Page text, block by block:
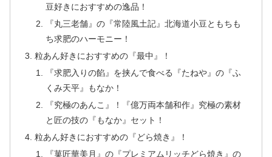
豆好きにおすすめの逸品！
『丸三老舗』の『常陸風土記』北海道小豆ともちも
ち求肥のハーモニー！
粒あん好きにおすすめの『最中』！
『求肥入りの餡』を挟んで食べる『たねや』の『ふ
くみ天平』もなか！
『究極のあんこ』！『億万両本舗和作』究極の素材
と匠の技の『もなか』セット！
粒あん好きにおすすめの『どら焼き』！
『菓匠華美月』の『プレミアムリッチどら焼き』の